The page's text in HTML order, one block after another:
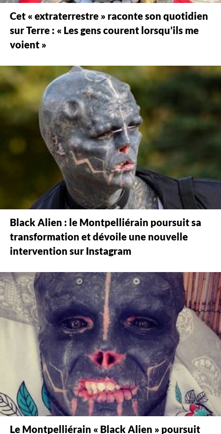
Cet « extraterrestre » raconte son quotidien
sur Terre : « Les gens courent lorsqu’ils me
voient »
Black Alien : le Montpelliérain poursuit sa
transformation et dévoile une nouvelle
intervention sur Instagram
Le Montpelliérain « Black Alien » poursuit